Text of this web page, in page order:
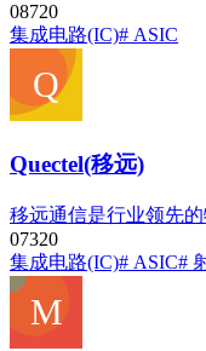
08720
集成电路(IC)# ASIC
Quectel(移远)
移远通信是行业领先
07320
集成电路(IC)# ASIC#